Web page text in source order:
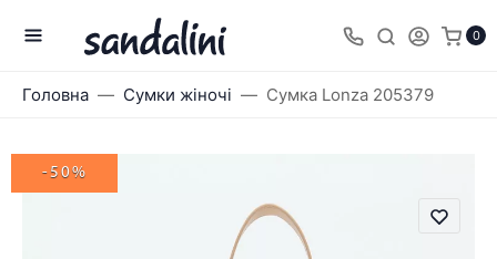
0
Головна Сумки жіночі Сумка Lonza 205379
-50%